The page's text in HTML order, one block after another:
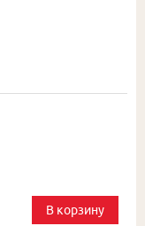
В корзину